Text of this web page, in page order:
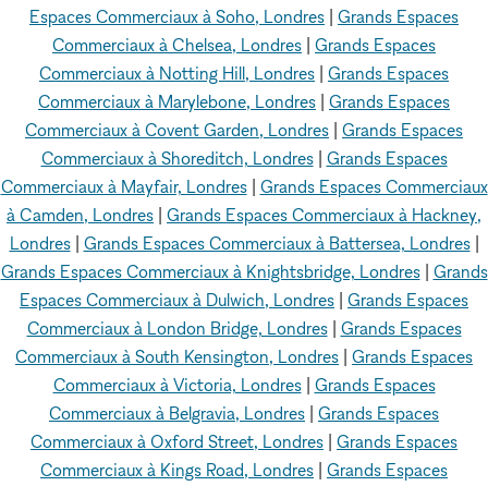
Espaces Commerciaux à Soho, Londres Grands Espaces
Commerciaux à Chelsea, Londres Grands Espaces
Commerciaux à Notting Hill, Londres Grands Espaces
Commerciaux à Marylebone, Londres Grands Espaces
Commerciaux à Covent Garden, Londres Grands Espaces
Commerciaux à Shoreditch, Londres| Grands Espaces
Commerciaux à Mayfair, Londres| Grands Espaces Commerciaux
à Camden, Londres Grands Espaces Commerciaux à Hackney,
Londres| Grands Espaces Commerciaux à Battersea, Londres|
Grands Espaces Commerciaux à Knightsbridge, Londres| Grands
Espaces Commerciaux à Dulwich, Londres Grands Espaces
Commerciaux à London Bridge, Londres| Grands Espaces
Commerciaux à South Kensington, Londres Grands Espaces
Commerciaux à Victoria, Londres| Grands Espaces
Commerciaux à Belgravia, Londres Grands Espaces
Commerciaux à Oxford Street, Londres Grands Espaces
Commerciaux à Kings Road, Londres Grands Espaces